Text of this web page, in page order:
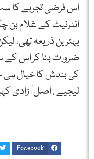
اس فرضی تجربے کا
انٹرنیٹ کے غلام بن
بہترین ذریعہ تھی،
ضرورت بنا کر اس
کی بندش کا خیال ہی
لیجیے . اصل آزادی
Facebook